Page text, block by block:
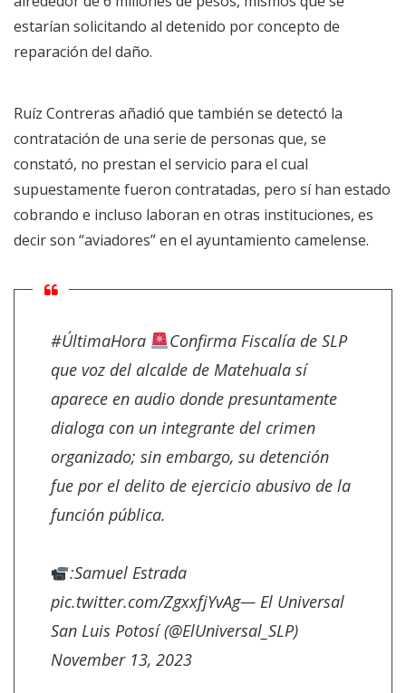
estarían solicitando al detenido por concepto de
reparación del daño.
Ruíz Contreras añadió que también se detectó la
contratación de una serie de personas que, se
constató, no prestan el servicio para el cual
supuestamente fueron contratadas, pero sí han estado
cobrando e incluso laboran en otras instituciones, es
decir son “aviadores” en el ayuntamiento camelense.
#ÚltimaHora
Confirma Fiscalía de SLP
que voz del alcalde de Matehuala sí
aparece en audio donde presuntamente
dialoga con un integrante del crimen
organizado; sin embargo, su detención
fue por el delito de ejercicio abusivo de la
función pública.
:Samuel Estrada
pic.twitter.com/ZgxxfjYvAg— El Universal
San Luis Potosí (@ElUniversal_SLP)
November 13, 2023